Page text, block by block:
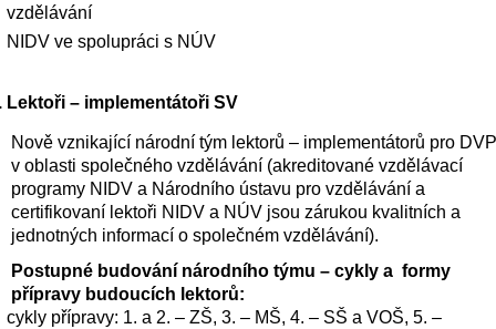
vzdělávání
NIDV ve spolupráci s NÚV
Lektoři – implementátoři SV
Nově vznikající národní tým lektorů – implementátorů pro
v oblasti společného vzdělávání (akreditované vzdělávací
programy NIDV a Národního ústavu pro vzdělávání a
certifikovaní lektoři NIDV a NÚV jsou zárukou kvalitních a
jednotných informací o společném vzdělávání).
Postupné budování národního týmu – cykly a  formy
přípravy budoucích lektorů:
cykly přípravy: 1. a 2. – ZŠ, 3. – MŠ, 4. – SŠ a VOŠ, 5. –